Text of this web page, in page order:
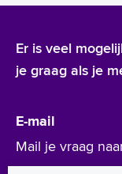
Er is veel
je graag als je
E-mail
Mail je vraag